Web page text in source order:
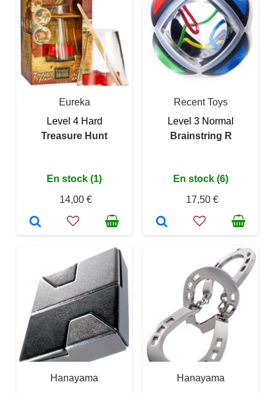
Eureka
Level 4 Hard
Treasure Hunt
En stock (1)
14,00 €
Recent Toys
Level 3 Normal
Brainstring R
En stock (6)
17,50 €
Hanayama
Hanayama